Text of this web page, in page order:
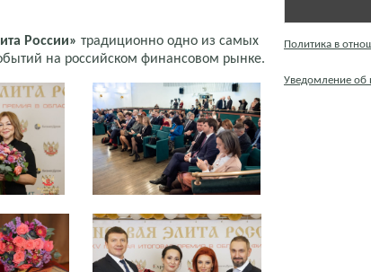
России» традиционно одно из самых
на российском финансовом рынке.
Политика в
Уведомление об